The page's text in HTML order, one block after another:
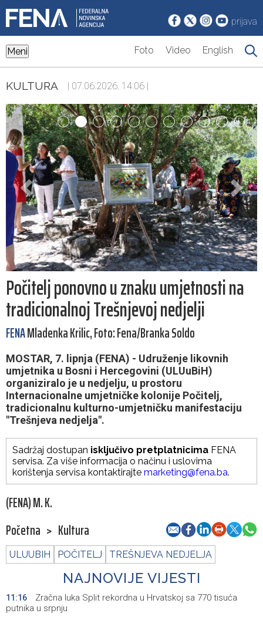
prijava
Meni Foto Video English
KULTURA | 07.06.2026. 14:06 |
Počitelj ponovno u znaku umjetnosti na
tradicionalnoj Trešnjevoj nedjelji
FENAMladenka Krilic, Foto: Fena/Branka Soldo
MOSTAR, 7. lipnja (FENA) - Udruženje likovnih
umjetnika u Bosni i Hercegovini (ULUuBiH)
organiziralo je u nedjelju, u prostoru
Internacionalne umjetničke kolonije Počitelj,
tradicionalnu kulturno-umjetničku manifestaciju
"Trešnjeva nedjelja".
Sadržaj dostupan isključivo pretplatnicima FENA
servisa. Za više informacija o načinu i uslovima
korištenja servisa kontaktirajte marketing@fena.ba.
(FENA) M. K.
Početna > Kultura
ULUUBIH POČITELJ TREŠNJEVA NEDJELJA
NAJNOVIJE VIJESTI
11:16
Zračna luka Split rekordna u Hrvatskoj sa 770 tisuća
putnika u srpnju